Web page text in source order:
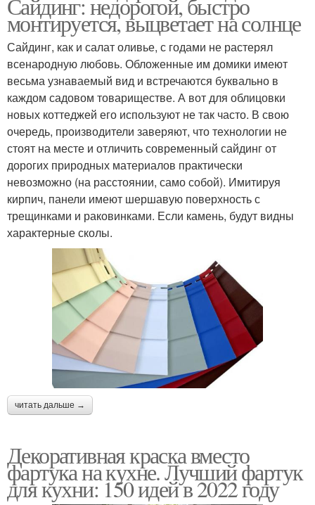
монтируется, выцветает на солнце
Сайдинг, как и салат оливье, с годами не растерял
всенародную любовь. Обложенные им домики имеют
весьма узнаваемый вид и встречаются буквально в
каждом садовом товариществе. А вот для облицовки
новых коттеджей его используют не так часто. В свою
очередь, производители заверяют, что технологии не
стоят на месте и отличить современный сайдинг от
дорогих природных материалов практически
невозможно (на расстоянии, само собой). Имитируя
кирпич, панели имеют шершавую поверхность с
трещинками и раковинками. Если камень, будут видны
характерные сколы.
читать дальше →
Декоративная краска вместо
фартука на кухне. Лучший фартук
для кухни: 150 идей в 2022 году